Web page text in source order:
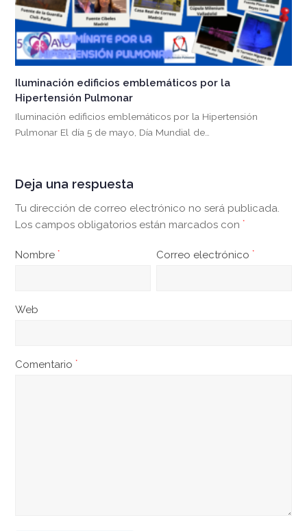
Iluminación edificios emblemáticos por la
Hipertensión Pulmonar
Iluminación edificios emblemáticos por la Hipertensión
Pulmonar El día 5 de mayo, Día Mundial de…
Deja una respuesta
Tu dirección de correo electrónico no será publicada.
Los campos obligatorios están marcados con*
Nombre* Correo electrónico*
Web
Comentario*